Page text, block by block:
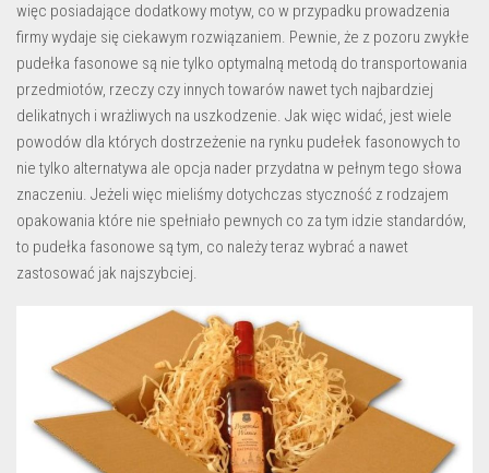
więc posiadające dodatkowy motyw, co w przypadku prowadzenia
firmy wydaje się ciekawym rozwiązaniem. Pewnie, że z pozoru zwykłe
pudełka fasonowe są nie tylko optymalną metodą do transportowania
przedmiotów, rzeczy czy innych towarów nawet tych najbardziej
delikatnych i wrażliwych na uszkodzenie. Jak więc widać, jest wiele
powodów dla których dostrzeżenie na rynku pudełek fasonowych to
nie tylko alternatywa ale opcja nader przydatna w pełnym tego słowa
znaczeniu. Jeżeli więc mieliśmy dotychczas styczność z rodzajem
opakowania które nie spełniało pewnych co za tym idzie standardów,
to pudełka fasonowe są tym, co należy teraz wybrać a nawet
zastosować jak najszybciej.